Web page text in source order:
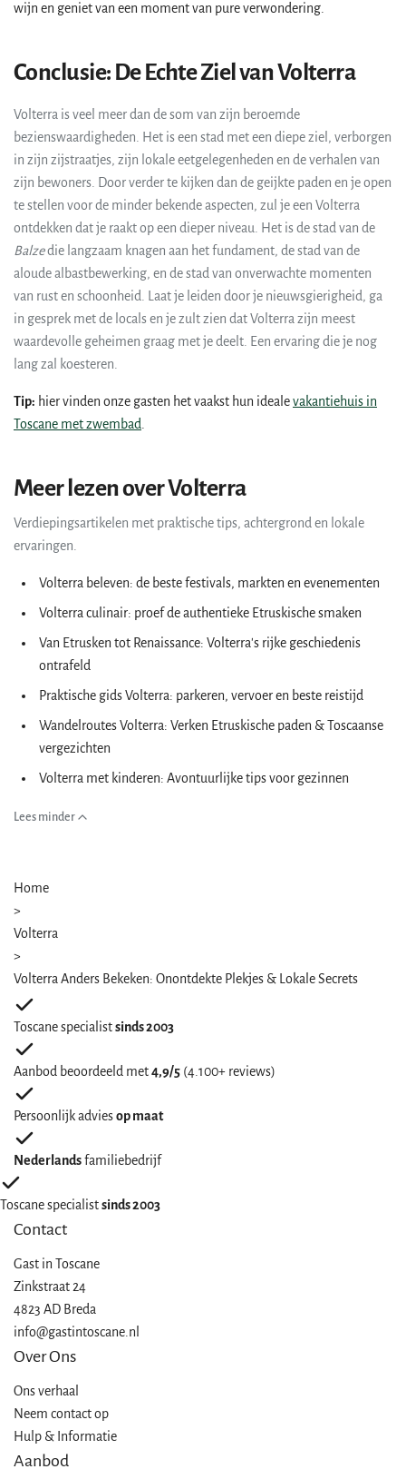
wijn en geniet van een moment van pure verwondering.
Conclusie: De Echte Ziel van Volterra
Volterra is veel meer dan de som van zijn beroemde
bezienswaardigheden. Het is een stad met een diepe ziel, verborgen
in zijn zijstraatjes, zijn lokale eetgelegenheden en de verhalen van
zijn bewoners. Door verder te kijken dan de geijkte paden en je open
te stellen voor de minder bekende aspecten, zul je een Volterra
ontdekken dat je raakt op een dieper niveau. Het is de stad van de
Balzedie langzaam knagen aan het fundament, de stad van de
aloude albastbewerking, en de stad van onverwachte momenten
van rust en schoonheid. Laat je leiden door je nieuwsgierigheid, ga
in gesprek met de locals en je zult zien dat Volterra zijn meest
waardevolle geheimen graag met je deelt. Een ervaring die je nog
lang zal koesteren.
Tip: hier vinden onze gasten het vaakst hun idealevakantiehuis in
Toscane met zwembad
Meer lezen over Volterra
Verdiepingsartikelen met praktische tips, achtergrond en lokale
ervaringen.
Volterra beleven: de beste festivals, markten en evenementen
Volterra culinair: proef de authentieke Etruskische smaken
Van Etrusken tot Renaissance: Volterra's rijke geschiedenis
ontrafeld
Praktische gids Volterra: parkeren, vervoer en beste reistijd
Wandelroutes Volterra: Verken Etruskische paden & Toscaanse
vergezichten
Volterra met kinderen: Avontuurlijke tips voor gezinnen
Lees minder
Home
>
Volterra
>
Volterra Anders Bekeken: Onontdekte Plekjes & Lokale Secrets
Toscane specialistsinds 2003
Aanbod beoordeeld met4,9/5 (4.100+ reviews)
Persoonlijk adviesop maat
Nederlandsfamiliebedrijf
Toscane specialistsinds 2003
Contact
Gast in Toscane
Zinkstraat 24
4823 AD Breda
info@gastintoscane.nl
Over Ons
Ons verhaal
Neem contact op
Hulp & Informatie
Aanbod